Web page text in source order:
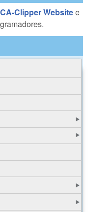
Clipper Websitee